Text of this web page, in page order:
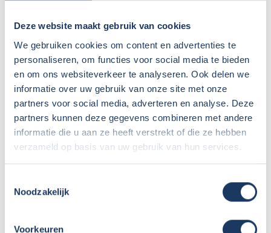
Deze website maakt gebruik van cookies
We gebruiken cookies om content en advertenties te
personaliseren, om functies voor social media te bieden
en om ons websiteverkeer te analyseren. Ook delen we
informatie over uw gebruik van onze site met onze
partners voor social media, adverteren en analyse. Deze
partners kunnen deze gegevens combineren met andere
informatie die u aan ze heeft verstrekt of die ze hebben
verzameld op basis van uw gebruik van hun services.
Noodzakelijk
Voorkeuren
De FULL is verkrijgbaar in twee verschillende lengtes – en
wil doen aan comfort of avontuur. De Crosscamp Full is op
basis van de Peugeot Boxer. Sinds modeljaar 2025 zijn
zowel de Peugeot Boxer, Fiat Ducato en de Citroen Jumper
technisch gezien hetzelfde.
De nieuwe EXPDN-modellen – half
integraal campers
worden gebouwd in de Dethleffs fabriek in Isny.
Vergeleken met Dethleffs is de prijs zeer concurrerend.